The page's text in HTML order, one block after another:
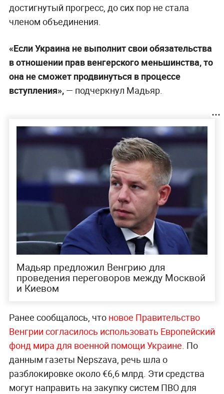
достигнутый прогресс, до сих пор не стала
членом объединения.
«Если Украина не выполнит свои обязательства
в отношении прав венгерского меньшинства, то
она не сможет продвинуться в процессе
вступления», — подчеркнул Мадьяр.
Мадьяр предложил Венгрию для
проведения переговоров между Москвой
и Киевом
Ранее сообщалось, что новое Правительство
Венгрии согласилось использовать Европейский
фонд мира для военной помощи Украине. По
данным газеты Nepszava, речь шла о
разблокировке около €6,6 млрд. Эти средства
могут направить на закупку систем ПВО для